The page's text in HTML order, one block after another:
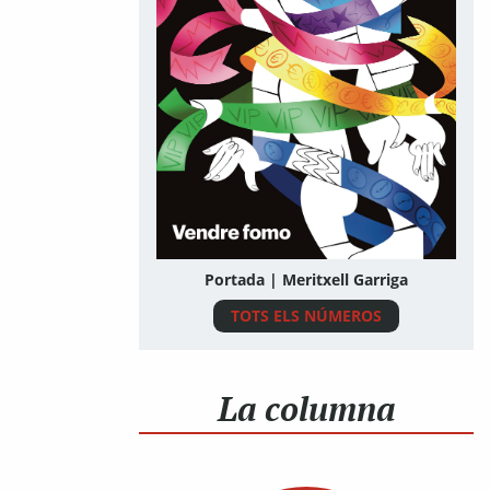
Portada | Meritxell Garriga
TOTS ELS NÚMEROS
La columna